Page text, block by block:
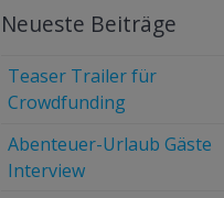
Neueste Beiträge
Teaser Trailer für
Crowdfunding
Abenteuer-Urlaub Gäste
Interview